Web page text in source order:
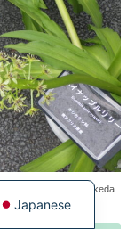
生態情報 Kenichi Ikeda
Japanese
English